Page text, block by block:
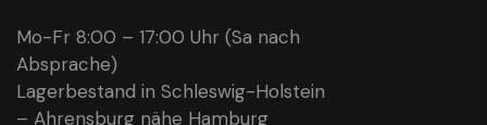
Mo-Fr 8:00 – 17:00 Uhr (Sa nach
Absprache)
Lagerbestand in Schleswig-Holstein
– Ahrensburg nähe Hamburg